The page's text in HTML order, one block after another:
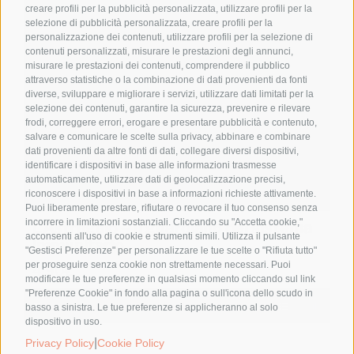
creare profili per la pubblicità personalizzata, utilizzare profili per la
selezione di pubblicità personalizzata, creare profili per la
personalizzazione dei contenuti, utilizzare profili per la selezione di
contenuti personalizzati, misurare le prestazioni degli annunci,
misurare le prestazioni dei contenuti, comprendere il pubblico
attraverso statistiche o la combinazione di dati provenienti da fonti
diverse, sviluppare e migliorare i servizi, utilizzare dati limitati per la
selezione dei contenuti, garantire la sicurezza, prevenire e rilevare
frodi, correggere errori, erogare e presentare pubblicità e contenuto,
salvare e comunicare le scelte sulla privacy, abbinare e combinare
dati provenienti da altre fonti di dati, collegare diversi dispositivi,
identificare i dispositivi in base alle informazioni trasmesse
automaticamente, utilizzare dati di geolocalizzazione precisi,
riconoscere i dispositivi in base a informazioni richieste attivamente.
Puoi liberamente prestare, rifiutare o revocare il tuo consenso senza
incorrere in limitazioni sostanziali. Cliccando su "Accetta cookie,"
acconsenti all'uso di cookie e strumenti simili. Utilizza il pulsante
"Gestisci Preferenze" per personalizzare le tue scelte o "Rifiuta tutto"
per proseguire senza cookie non strettamente necessari. Puoi
modificare le tue preferenze in qualsiasi momento cliccando sul link
"Preferenze Cookie" in fondo alla pagina o sull'icona dello scudo in
basso a sinistra. Le tue preferenze si applicheranno al solo
dispositivo in uso.
Privacy Policy Cookie Policy
L’Astragalo – Il guardiano del sistema
immunitario
4,90€
Aggiungi al carrello